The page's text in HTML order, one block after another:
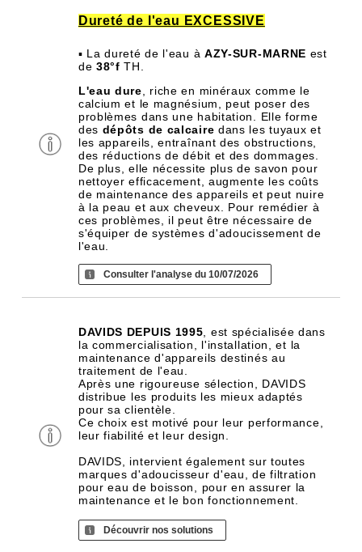
Dureté de l'eau EXCESSIVE
▪ La dureté de l'eau à AZY-SUR-MARNE est
de 38°f TH.
L'eau dure , riche en minéraux comme le
calcium et le magnésium, peut poser des
problèmes dans une habitation. Elle forme
des dépôts de calcaire dans les tuyaux et
les appareils, entraînant des obstructions,
des réductions de débit et des dommages.
De plus, elle nécessite plus de savon pour
nettoyer efficacement, augmente les coûts
de maintenance des appareils et peut nuire
à la peau et aux cheveux. Pour remédier à
ces problèmes, il peut être nécessaire de
s'équiper de systèmes d'adoucissement de
l'eau.
Consulter l'analyse du 10/07/2026
DAVIDS DEPUIS 1995 , est spécialisée dans
la commercialisation, l'installation, et la
maintenance d'appareils destinés au
traitement de l'eau.
Après une rigoureuse sélection, DAVIDS
distribue les produits les mieux adaptés
pour sa clientèle.
Ce choix est motivé pour leur performance,
leur fiabilité et leur design.
DAVIDS, intervient également sur toutes
marques d'adoucisseur d'eau, de filtration
pour eau de boisson, pour en assurer la
maintenance et le bon fonctionnement.
Découvrir nos solutions